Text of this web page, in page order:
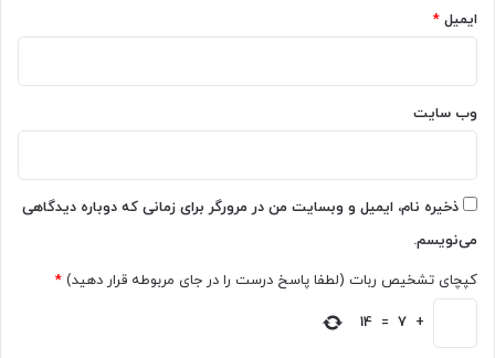
ایمیل *
وب‌ سایت
ذخیره نام، ایمیل و وبسایت من در مرورگر برای زمانی که دوباره دیدگاهی
می‌نویسم.
کپچای تشخیص ربات (لطفا پاسخ درست را در جای مربوطه قرار دهید) *
+
7
=
14